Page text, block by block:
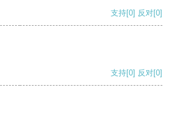
支持[0] 反对[0]
支持[0] 反对[0]